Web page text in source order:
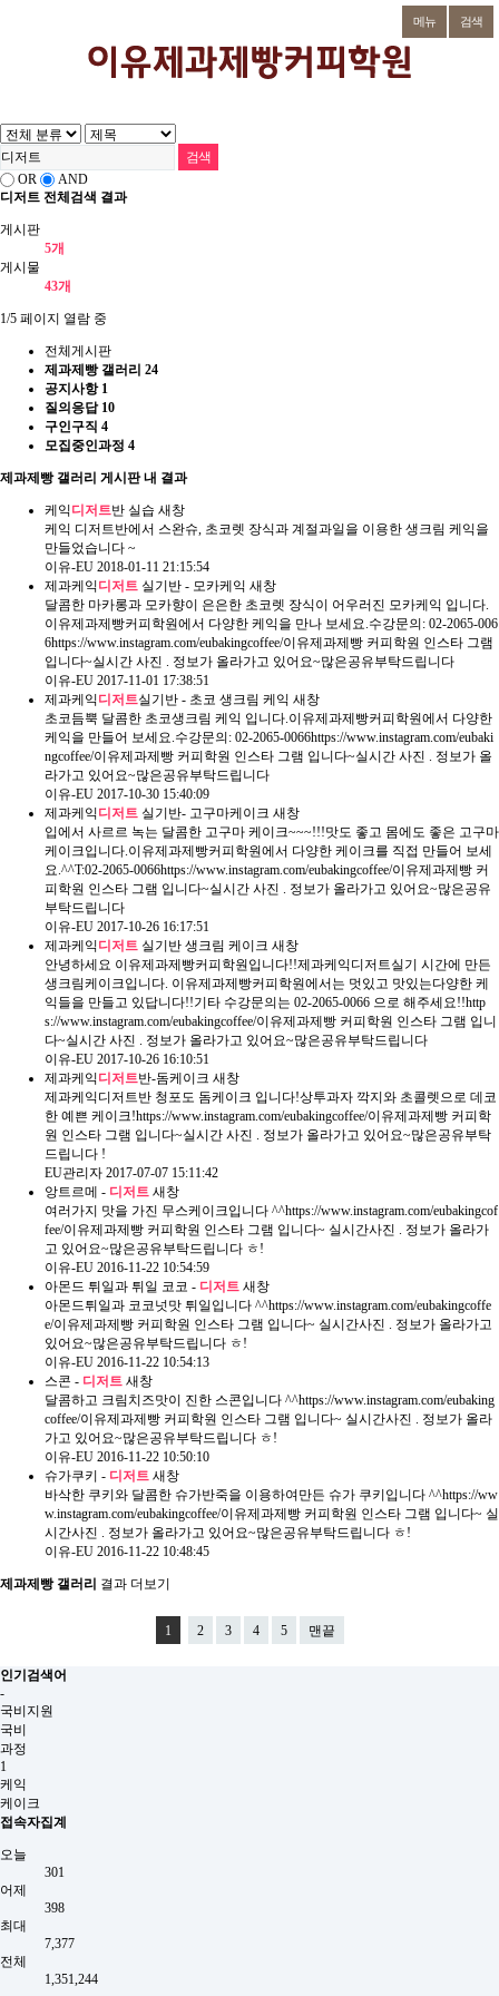
메뉴 검색
OR
AND
디저트 전체검색 결과
게시판
5개
게시물
43개
1/5 페이지 열람 중
전체게시판
제과제빵 갤러리 24
공지사항 1
질의응답 10
구인구직 4
모집중인과정 4
제과제빵 갤러리 게시판 내 결과
케익디저트반 실습 새창
케익 디저트반에서 스완슈, 초코렛 장식과 계절과일을 이용한 생크림 케익을
만들었습니다 ~
이유-EU 2018-01-11 21:15:54
제과케익디저트 실기반 - 모카케익 새창
달콤한 마카롱과 모카향이 은은한 초코렛 장식이 어우러진 모카케익 입니다.
이유제과제빵커피학원에서 다양한 케익을 만나 보세요.수강문의: 02-2065-006
6​https://www.instagram.com/eubakingcoffee/​이유제과제빵 커피학원 인스타 그램
입니다~실시간​ 사진 . 정보가 올라가고 있어요~많은공유부탁드립니다 ​
이유-EU 2017-11-01 17:38:51
제과케익디저트실기반 - 초코 생크림 케익 새창
초코듬뿍 달콤한 초코생크림 케익 입니다.이유제과제빵커피학원에서 다양한
케익을 만들어 보세요.수강문의: 02-2065-0066​https://www.instagram.com/eubaki
ngcoffee/​이유제과제빵 커피학원 인스타 그램 입니다~실시간​ 사진 . 정보가 올
라가고 있어요~많은공유부탁드립니다 ​
이유-EU 2017-10-30 15:40:09
제과케익디저트 실기반- 고구마케이크 새창
입에서 사르르 녹는 달콤한 고구마 케이크~~~!!!맛도 좋고 몸에도 좋은 고구마
케이크입니다.이유제과제빵커피학원에서 다양한 케이크를 직접 만들어 보세
요.^^T:02-2065-0066​​​https://www.instagram.com/eubakingcoffee/​이유제과제빵 커
피학원 인스타 그램 입니다~실시간​ 사진 . 정보가 올라가고 있어요~많은공유
부탁드립니다 ​
이유-EU 2017-10-26 16:17:51
제과케익디저트 실기반 생크림 케이크 새창
안녕하세요 이유제과제빵커피학원입니다!!제과케익디저트실기 시간에 만든
생크림케이크입니다. 이유제과제빵커피학원에서는 멋있고 맛있는다양한 케
익들을 만들고 있답니다!!기타 수강문의는 02-2065-0066 으로 해주세요!!​http
s://www.instagram.com/eubakingcoffee/​이유제과제빵 커피학원 인스타 그램 입니
다~실시간​ 사진 . 정보가 올라가고 있어요~많은공유부탁드립니다 ​​
이유-EU 2017-10-26 16:10:51
제과케익디저트반-돔케이크 새창
제과케익디저트반 청포도 돔케이크 입니다!상투과자 깍지와 초콜렛으로 데코
한 예쁜 케이크!https://www.instagram.com/eubakingcoffee/​​이유제과제빵 커피학
원 인스타 그램 입니다~실시간​ 사진 . 정보가 올라가고 있어요~많은공유부탁
드립니다 !​
EU관리자 2017-07-07 15:11:42
앙트르메 - 디저트 새창
여러가지 맛을 가진 무스케이크입니다 ^^https://www.instagram.com/eubakingcof
fee/이유제과제빵 커피학원 인스타 그램 입니다~ 실시간사진 . 정보가 올라가
고 있어요~많은공유부탁드립니다 ㅎ!
이유-EU 2016-11-22 10:54:59
아몬드 튀일과 튀일 코코 - 디저트 새창
아몬드튀일과 코코넛맛 튀일입니다 ^^https://www.instagram.com/eubakingcoffe
e/이유제과제빵 커피학원 인스타 그램 입니다~ 실시간사진 . 정보가 올라가고
있어요~많은공유부탁드립니다 ㅎ!
이유-EU 2016-11-22 10:54:13
스콘 - 디저트 새창
달콤하고 크림치즈맛이 진한 스콘입니다 ^^https://www.instagram.com/eubaking
coffee/이유제과제빵 커피학원 인스타 그램 입니다~ 실시간사진 . 정보가 올라
가고 있어요~많은공유부탁드립니다 ㅎ!
이유-EU 2016-11-22 10:50:10
슈가쿠키 - 디저트 새창
바삭한 쿠키와 달콤한 슈가반죽을 이용하여만든 슈가 쿠키입니다 ^^https://ww
w.instagram.com/eubakingcoffee/이유제과제빵 커피학원 인스타 그램 입니다~ 실
시간사진 . 정보가 올라가고 있어요~많은공유부탁드립니다 ㅎ!
이유-EU 2016-11-22 10:48:45
제과제빵 갤러리 결과 더보기
1 2 3 4 5 맨끝
인기검색어
-
국비지원
국비
과정
1
케익
케이크
접속자집계
오늘
301
어제
398
최대
7,377
전체
1,351,244